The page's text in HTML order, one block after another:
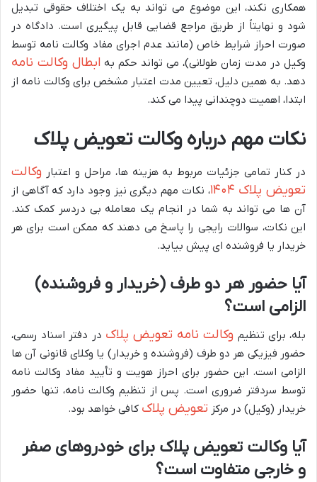
همکاری نکند، این موضوع می تواند به یک اختلاف حقوقی تبدیل
شود و نهایتاً از طریق مراجع قضایی قابل پیگیری است. دادگاه در
صورت احراز شرایط خاص (مانند عدم اجرای مفاد وکالت نامه توسط
وکیل در مدت زمان طولانی)، می تواند حکم به ابطال وکالت نامه
دهد. به همین دلیل، تعیین مدت اعتبار مشخص برای وکالت نامه از
ابتدا، اهمیت دوچندانی پیدا می کند.
نکات مهم درباره وکالت تعویض پلاک
در کنار تمامی جزئیات مربوط به هزینه ها، مراحل و اعتبار وکالت
تعویض پلاک ۱۴۰۴
، نکات مهم دیگری نیز وجود دارد که آگاهی از
آن ها می تواند به شما در انجام یک معامله بی دردسر کمک کند.
این نکات، سوالات رایجی را پاسخ می دهند که ممکن است برای هر
خریدار یا فروشنده ای پیش بیاید.
آیا حضور هر دو طرف (خریدار و فروشنده)
الزامی است؟
بله، برای تنظیم وکالت نامه تعویض پلاک در دفتر اسناد رسمی،
حضور فیزیکی هر دو طرف (فروشنده و خریدار) یا وکلای قانونی آن ها
الزامی است. این حضور برای احراز هویت و تأیید مفاد وکالت نامه
توسط سردفتر ضروری است. پس از تنظیم وکالت نامه، تنها حضور
خریدار (وکیل) در مرکز تعویض پلاک کافی خواهد بود.
آیا وکالت تعویض پلاک برای خودروهای صفر
و خارجی متفاوت است؟